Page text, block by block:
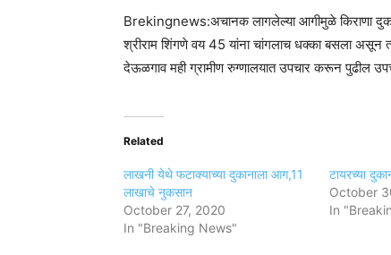
Brekingnews:अचानक लागलेल्या आगीमुळे किराणा
श्रीराम शिंगणे वय 45 यांना चांगलाच धक्का बसला असून
देऊळगाव मही ग्रामीण रुग्णालयात उपचार करून पुढील
Related
लाखनी येथे फटाक्याच्या दुकानाला आग,11
लाखाचे नुकसान
October 27, 2020
In "Breaking News"
टायरच्या
October
In